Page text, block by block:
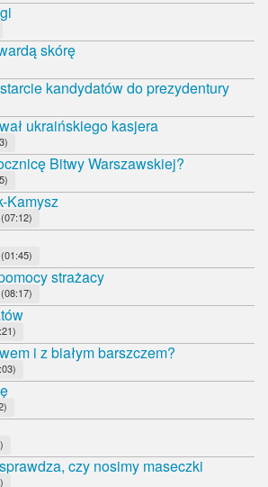
skórę
kandydatów do prezydentury
ukraińskiego kasjera
Bitwy Warszawskiej?
Kamysz
strażacy
i z białym barszczem?
czy nosimy maseczki